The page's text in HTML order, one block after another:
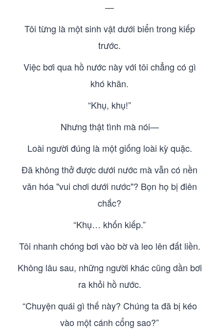
—
Tôi từng là một sinh vật dưới biển trong kiếp
trước.
Việc bơi qua hồ nước này với tôi chẳng có gì
khó khăn.
“Khụ, khụ!”
Nhưng thật tình mà nói—
Loài người đúng là một giống loài kỳ quặc.
Đã không thở được dưới nước mà vẫn có nền
văn hóa "vui chơi dưới nước"? Bọn họ bị điên
chắc?
“Khụ… khốn kiếp.”
Tôi nhanh chóng bơi vào bờ và leo lên đất liền.
Không lâu sau, những người khác cũng dần bơi
ra khỏi hồ nước.
“Chuyện quái gì thế này? Chúng ta đã bị kéo
vào một cánh cổng sao?”